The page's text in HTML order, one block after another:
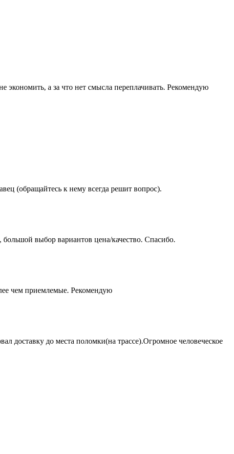
а за что нет смысла переплачивать. Рекомендую
(обращайтесь к нему всегда решит вопрос).
выбор вариантов цена/качество. Спасибо.
чем приемлемые. Рекомендую
доставку до места поломки(на трассе).Огромное человеческое